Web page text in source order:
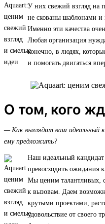
У них свежий взгляд на
не скованы шаблонами и
Именно эти качества
Любая организация
конечно, в людях,
и помогать двигаться
О том, кого
— Как выглядит ваш идеальный
ему предложить?
Наш идеальный
превосходить ожидания
Мы ценим талантливых,
к вызовам. Даем
крутыми проектами,
удовольствие от своего